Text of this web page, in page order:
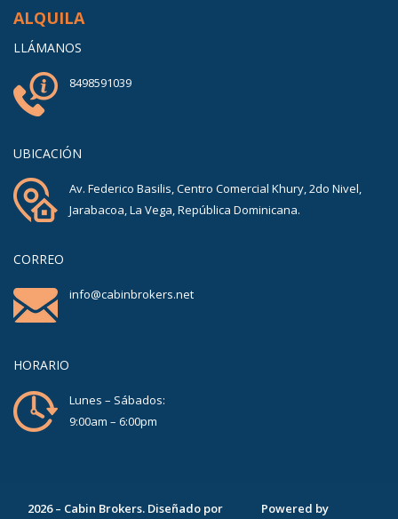
ALQUILA
LLÁMANOS
8498591039
UBICACIÓN
Av. Federico Basilis, Centro Comercial Khury, 2do Nivel,
Jarabacoa, La Vega, República Dominicana.
CORREO
info@cabinbrokers.net
HORARIO
Lunes – Sábados:
9:00am – 6:00pm
2026– Cabin Brokers. Diseñado por Powered by